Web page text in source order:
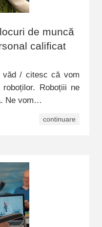
de muncă
calificat
/ citesc că vom
Roboțiii ne
Ne vom…
continuare